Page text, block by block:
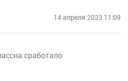
14 апреля 2023 11:09
сработало